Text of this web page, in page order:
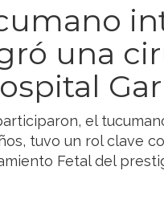
una
el
tuvo un rol clave
Fetal del